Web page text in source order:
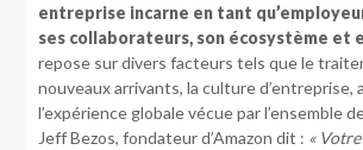
entreprise incarne en tant
ses collaborateurs, son écosystème et
repose sur divers facteurs tels que le
nouveaux arrivants, la culture d’entreprise,
l’expérience globale vécue par l’ensemble
Jeff Bezos, fondateur d’Amazon dit : «